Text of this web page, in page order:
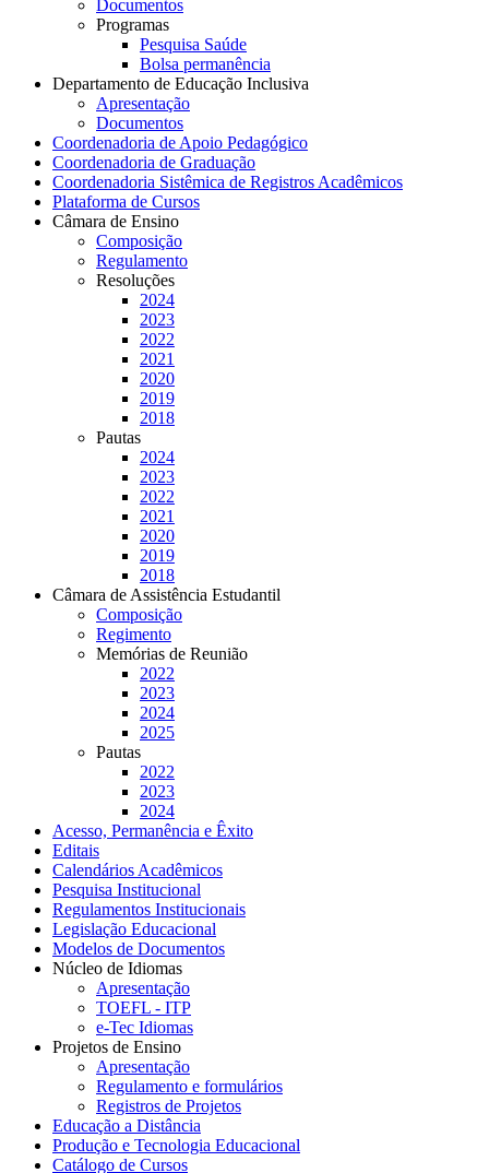
Documentos
Programas
Pesquisa Saúde
Bolsa permanência
Departamento de Educação Inclusiva
Apresentação
Documentos
Coordenadoria de Apoio Pedagógico
Coordenadoria de Graduação
Coordenadoria Sistêmica de Registros Acadêmicos
Plataforma de Cursos
Câmara de Ensino
Composição
Regulamento
Resoluções
2024
2023
2022
2021
2020
2019
2018
Pautas
2024
2023
2022
2021
2020
2019
2018
Câmara de Assistência Estudantil
Composição
Regimento
Memórias de Reunião
2022
2023
2024
2025
Pautas
2022
2023
2024
Acesso, Permanência e Êxito
Editais
Calendários Acadêmicos
Pesquisa Institucional
Regulamentos Institucionais
Legislação Educacional
Modelos de Documentos
Núcleo de Idiomas
Apresentação
TOEFL - ITP
e-Tec Idiomas
Projetos de Ensino
Apresentação
Regulamento e formulários
Registros de Projetos
Educação a Distância
Produção e Tecnologia Educacional
Catálogo de Cursos